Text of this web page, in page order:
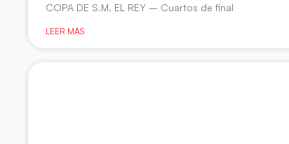
COPA DE S.M. EL REY – Cuartos de final
LEER MÁS